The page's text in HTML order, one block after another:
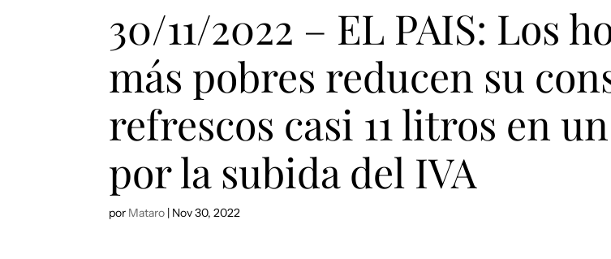
30/11/2022 – EL PAIS: Los
más pobres reducen su
refrescos casi 11 litros en
por la subida del IVA
por Mataro | Nov 30, 2022